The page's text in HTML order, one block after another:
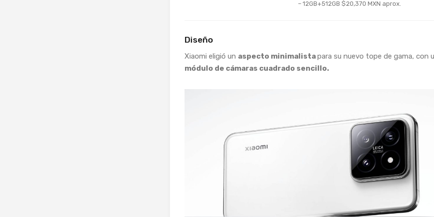
– 12GB+512GB $20,370 MXN aprox.
Diseño
Xiaomi eligió un aspecto minimalistapara su nuevo tope de gama, con
módulo de cámaras cuadrado sencillo.